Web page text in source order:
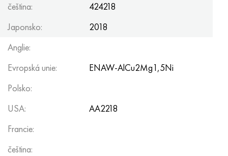
čeština:
424218
Japonsko:
2018
Anglie:
Evropská unie:
ENAW-AlCu2Mg1,5Ni
Polsko:
USA:
AA2218
Francie:
čeština: